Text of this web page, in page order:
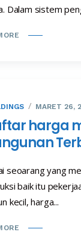
Dalam sistem
MARET 26,
harga
seoarang yang
baik itu
kecil, harga...